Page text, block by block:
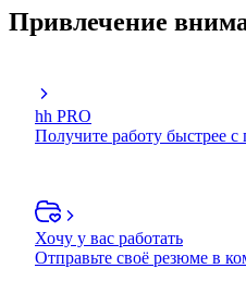
Привлечение
hh PRO
Получите работу быстрее
Хочу у вас работать
Отправьте своё резюме в